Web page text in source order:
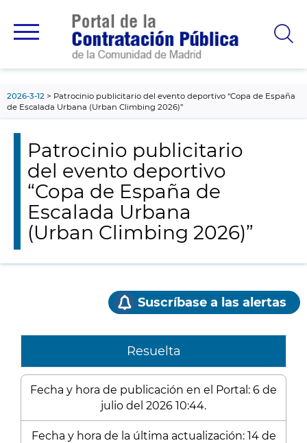
principal
2026-3-12
Patrocinio publicitario del evento deportivo “Copa de España
de Escalada Urbana (Urban Climbing 2026)”
Patrocinio publicitario
del evento deportivo
“Copa de España de
Escalada Urbana
(Urban Climbing 2026)”
Suscríbase a las alertas
Resuelta
Fecha y hora de publicación en el Portal: 6 de
julio del 2026 10:44.
Fecha y hora de la última actualización: 14 de